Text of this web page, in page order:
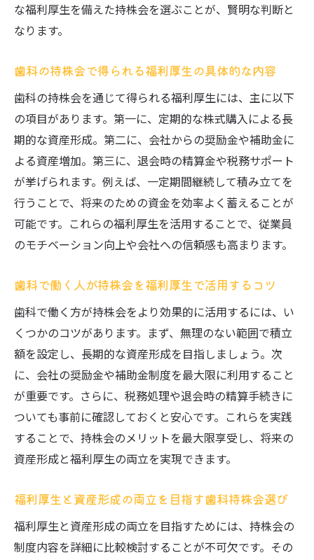
な福利厚生を備えた持株会を選ぶことが、賢明な判断と
なります。
歯科の持株会で得られる福利厚生の具体的な内容
歯科の持株会を通じて得られる福利厚生には、主に以下
の項目があります。第一に、定期的な株式購入による長
期的な資産形成。第二に、会社からの奨励金や補助金に
よる資産増加。第三に、退会時の精算金や税務サポート
が挙げられます。例えば、一定期間継続して積み立てを
行うことで、将来のための資金を効率よく蓄えることが
可能です。これらの福利厚生を活用することで、従業員
のモチベーション向上や会社への信頼感も高まります。
歯科で働く人が持株会を福利厚生で活用するコツ
歯科で働く方が持株会をより効果的に活用するには、い
くつかのコツがあります。まず、無理のない範囲で積立
額を設定し、長期的な資産形成を目指しましょう。次
に、会社の奨励金や補助金制度を最大限に利用すること
が重要です。さらに、税務処理や退会時の精算手続きに
ついても事前に確認しておくと安心です。これらを実践
することで、持株会のメリットを最大限享受し、将来の
資産形成と福利厚生の両立を実現できます。
福利厚生と資産形成の両立を目指す歯科持株会選び
福利厚生と資産形成の両立を目指すためには、持株会の
制度内容を詳細に比較検討することが不可欠です。その